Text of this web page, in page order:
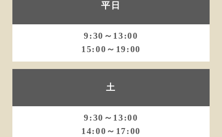
平日
9:30～13:00
15:00～19:00
土
9:30～13:00
14:00～17:00